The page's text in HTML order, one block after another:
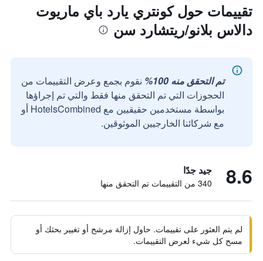
تقييمات حول كونتري يارد باي ماريوت
دالاس بلانو/ريتشارد سن
تم التحقق منه 100%
نقوم بجمع وعرض التقييمات من
الحجوزات التي تم التحقق منها فقط والتي تم إجراؤها
بواسطة مستخدمين حقيقيين مع HotelsCombined أو
مع شركائنا الخارجيين الموثوقين.
8.6 جيد جدًا
340 من التقييمات تم التحقق منها
لم يتم العثور على تقييمات. حاول إزالة مرشح أو تغيير بحثك أو
مسح كل شيء لعرض التقييمات.